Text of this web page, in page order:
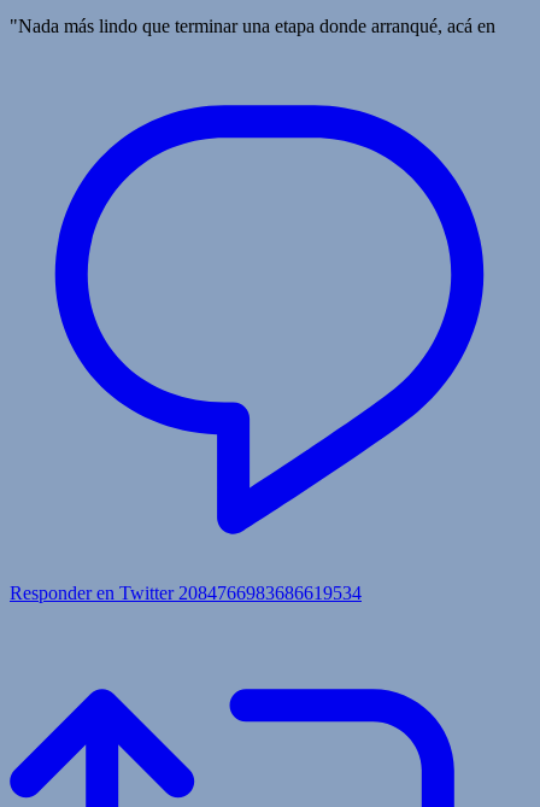
"Nada más lindo que terminar una etapa donde arranqué, acá en
Responder en Twitter 2084766983686619534